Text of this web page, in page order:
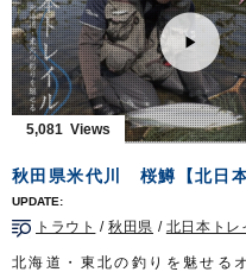
予定）
OWNERMOVIEhttp://
オーナーばりwebsite
http://www.owner.co.jp
5,081
トラウト /秋田県 / 北日本トレ
北海道・東北の釣りを魅せる